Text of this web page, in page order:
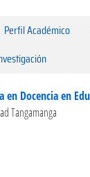
Perfil Académico
en Docencia en
Tangamanga